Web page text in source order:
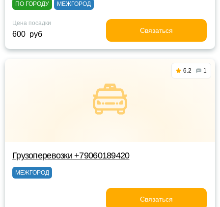
ПО ГОРОДУ МЕЖГОРОД
Цена посадки
600 руб Связаться
6.2 1
Грузоперевозки +79060189420
МЕЖГОРОД
Связаться